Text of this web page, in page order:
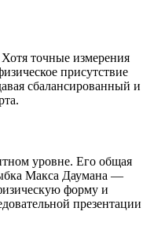
Хотя точные измерения
присутствие
сбалансированный и
уровне. Его общая
Макса Даумана —
форму и
презентации